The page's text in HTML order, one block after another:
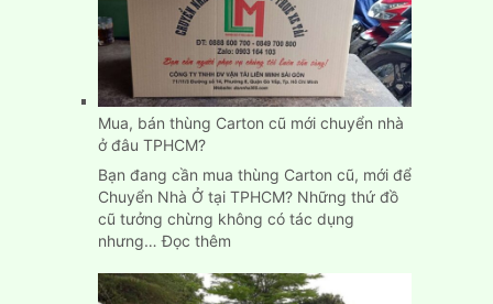
rẻ
tại
Bình
Dương
Mua, bán thùng Carton cũ mới chuyển nhà
ở đâu TPHCM?
Bạn đang cần mua thùng Carton cũ, mới để
Chuyển Nhà Ở tại TPHCM? Những thứ đồ
cũ tưởng chừng không có tác dụng
nhưng…Đọc thêm:
bán